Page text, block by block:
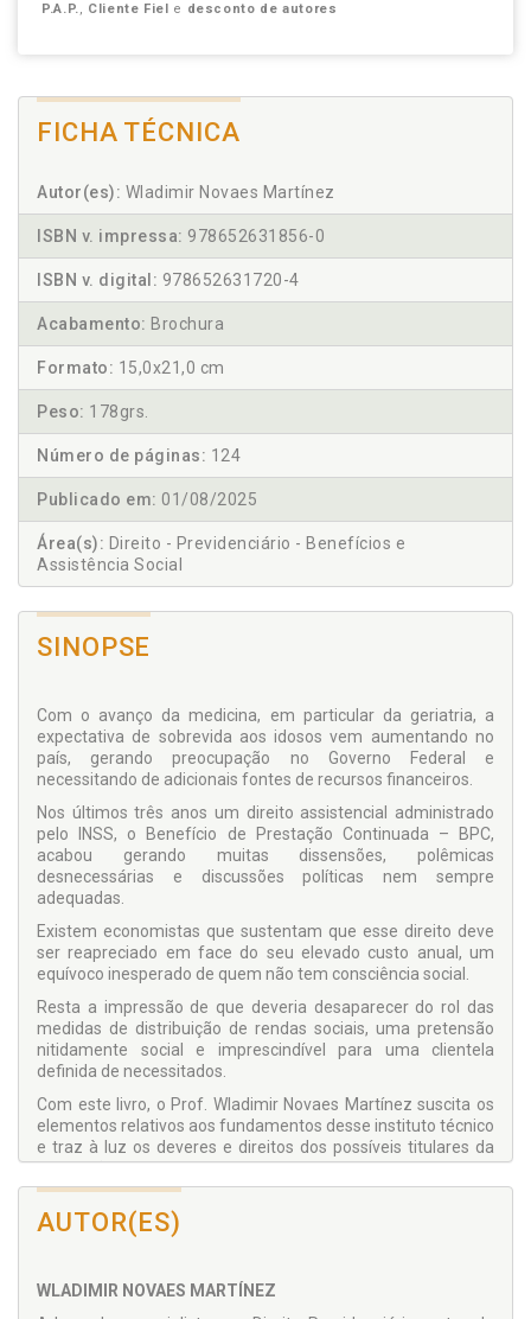
P.A.P., Cliente Fiel e desconto de autores
FICHA TÉCNICA
Autor(es): Wladimir Novaes Martínez
ISBN v. impressa: 978652631856-0
ISBN v. digital: 978652631720-4
Acabamento: Brochura
Formato: 15,0x21,0 cm
Peso: 178grs.
Número de páginas: 124
Publicado em: 01/08/2025
Área(s): Direito - Previdenciário - Benefícios e
Assistência Social
SINOPSE
Com o avanço da medicina, em particular da geriatria, a
expectativa de sobrevida aos idosos vem aumentando no
país, gerando preocupação no Governo Federal e
necessitando de adicionais fontes de recursos financeiros.
Nos últimos três anos um direito assistencial administrado
pelo INSS, o Benefício de Prestação Continuada – BPC,
acabou gerando muitas dissensões, polêmicas
desnecessárias e discussões políticas nem sempre
adequadas.
Existem economistas que sustentam que esse direito deve
ser reapreciado em face do seu elevado custo anual, um
equívoco inesperado de quem não tem consciência social.
Resta a impressão de que deveria desaparecer do rol das
medidas de distribuição de rendas sociais, uma pretensão
nitidamente social e imprescindível para uma clientela
definida de necessitados.
Com este livro, o Prof. Wladimir Novaes Martínez suscita os
elementos relativos aos fundamentos desse instituto técnico
e traz à luz os deveres e direitos dos possíveis titulares da
prestação.
principais características, além da útil definição própria de
Foi enfatizada a exigência da renda mensal per capita de 1/4
do salário mínimo, objeto de divergências jurisprudenciais
AUTOR(ES)
WLADIMIR NOVAES MARTÍNEZ